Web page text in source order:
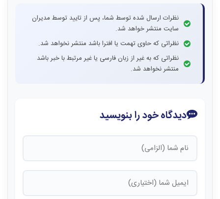
نظرات ارسال شده توسط شما، پس از تایید توسط مدیران
سایت منتشر خواهد شد.
نظراتی که حاوی تهمت یا افترا باشد منتشر نخواهد شد.
نظراتی که به غیر از زبان فارسی یا غیر مرتبط با خبر باشد
منتشر نخواهد شد.
دیدگاه خود را بنویسید